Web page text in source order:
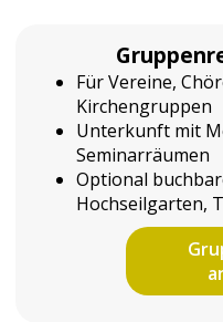
Für Vereine,
Kirchengruppen
Unterkunft mit
Seminarräumen
Optional
Hochseilgarten,